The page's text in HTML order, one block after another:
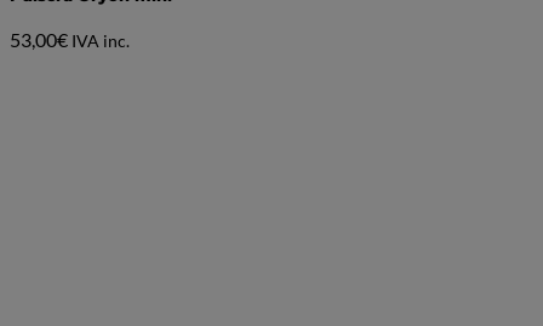
53,00€ IVA inc.